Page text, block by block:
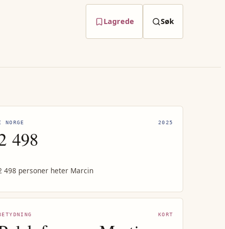
Lagrede Søk
NORGE 2025
498
498 personer heter Marcin
KORT